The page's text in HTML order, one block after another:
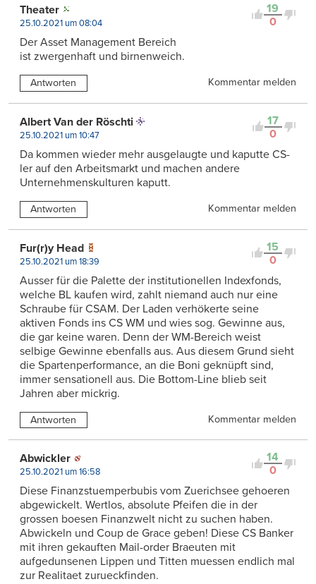
19
0
Theater
25.10.2021 um 08:04
Der Asset Management Bereich
ist zwergenhaft und birnenweich.
Antworten Kommentar melden
17
0
Albert Van der Röschti
25.10.2021 um 10:47
Da kommen wieder mehr ausgelaugte und kaputte CS-
ler auf den Arbeitsmarkt und machen andere
Unternehmenskulturen kaputt.
Antworten Kommentar melden
15
0
Fur(r)y Head
25.10.2021 um 18:39
Ausser für die Palette der institutionellen Indexfonds,
welche BL kaufen wird, zahlt niemand auch nur eine
Schraube für CSAM. Der Laden verhökerte seine
aktiven Fonds ins CS WM und wies sog. Gewinne aus,
die gar keine waren. Denn der WM-Bereich weist
selbige Gewinne ebenfalls aus. Aus diesem Grund sieht
die Spartenperformance, an die Boni geknüpft sind,
immer sensationell aus. Die Bottom-Line blieb seit
Jahren aber mickrig.
Antworten Kommentar melden
14
0
Abwickler
25.10.2021 um 16:58
Diese Finanzstuemperbubis vom Zuerichsee gehoeren
abgewickelt. Wertlos, absolute Pfeifen die in der
grossen boesen Finanzwelt nicht zu suchen haben.
Abwickeln und Coup de Grace geben! Diese CS Banker
mit ihren gekauften Mail-order Braeuten mit
aufgedunsenen Lippen und Titten muessen endlich mal
zur Realitaet zurueckfinden.